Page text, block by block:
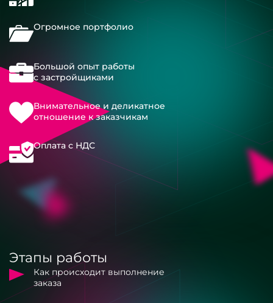
Огромное портфолио
Большой опыт работы
с застройщиками
Внимательное и деликатное
отношение к заказчикам
Оплата с НДС
Этапы работы
Как происходит выполнение
заказа